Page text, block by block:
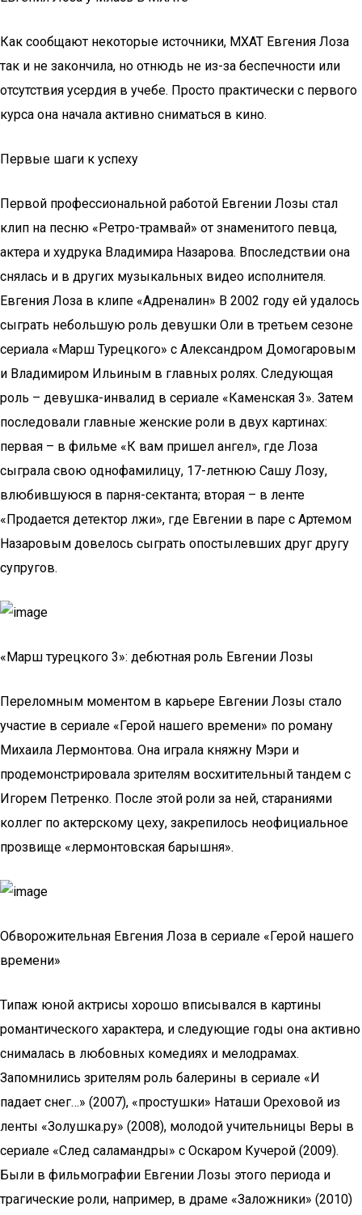
Как сообщают некоторые источники, МХАТ Евгения Лоза
так и не закончила, но отнюдь не из-за беспечности или
отсутствия усердия в учебе. Просто практически с первого
курса она начала активно сниматься в кино.
Первые шаги к успеху
Первой профессиональной работой Евгении Лозы стал
клип на песню «Ретро-трамвай» от знаменитого певца,
актера и худрука Владимира Назарова. Впоследствии она
снялась и в других музыкальных видео исполнителя.
Евгения Лоза в клипе «Адреналин» В 2002 году ей удалось
сыграть небольшую роль девушки Оли в третьем сезоне
сериала «Марш Турецкого» с Александром Домогаровым
и Владимиром Ильиным в главных ролях. Следующая
роль – девушка-инвалид в сериале «Каменская 3». Затем
последовали главные женские роли в двух картинах:
первая – в фильме «К вам пришел ангел», где Лоза
сыграла свою однофамилицу, 17-летнюю Сашу Лозу,
влюбившуюся в парня-сектанта; вторая – в ленте
«Продается детектор лжи», где Евгении в паре с Артемом
Назаровым довелось сыграть опостылевших друг другу
супругов.
«Марш турецкого 3»: дебютная роль Евгении Лозы
Переломным моментом в карьере Евгении Лозы стало
участие в сериале «Герой нашего времени» по роману
Михаила Лермонтова. Она играла княжну Мэри и
продемонстрировала зрителям восхитительный тандем с
Игорем Петренко. После этой роли за ней, стараниями
коллег по актерскому цеху, закрепилось неофициальное
прозвище «лермонтовская барышня».
Обворожительная Евгения Лоза в сериале «Герой нашего
времени»
Типаж юной актрисы хорошо вписывался в картины
романтического характера, и следующие годы она активно
снималась в любовных комедиях и мелодрамах.
Запомнились зрителям роль балерины в сериале «И
падает снег…» (2007), «простушки» Наташи Ореховой из
ленты «Золушка.ру» (2008), молодой учительницы Веры в
сериале «След саламандры» с Оскаром Кучерой (2009).
Были в фильмографии Евгении Лозы этого периода и
трагические роли, например, в драме «Заложники» (2010)